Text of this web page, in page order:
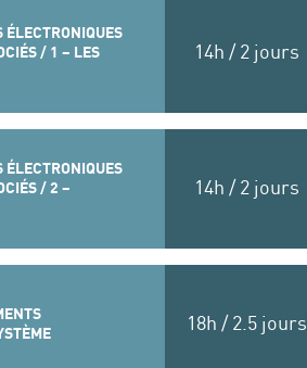
ÉLECTRONIQUES
/ 1 – LES
14h / 2 jours
ÉLECTRONIQUES
/ 2 –
14h / 2 jours
18h / 2.5 jours